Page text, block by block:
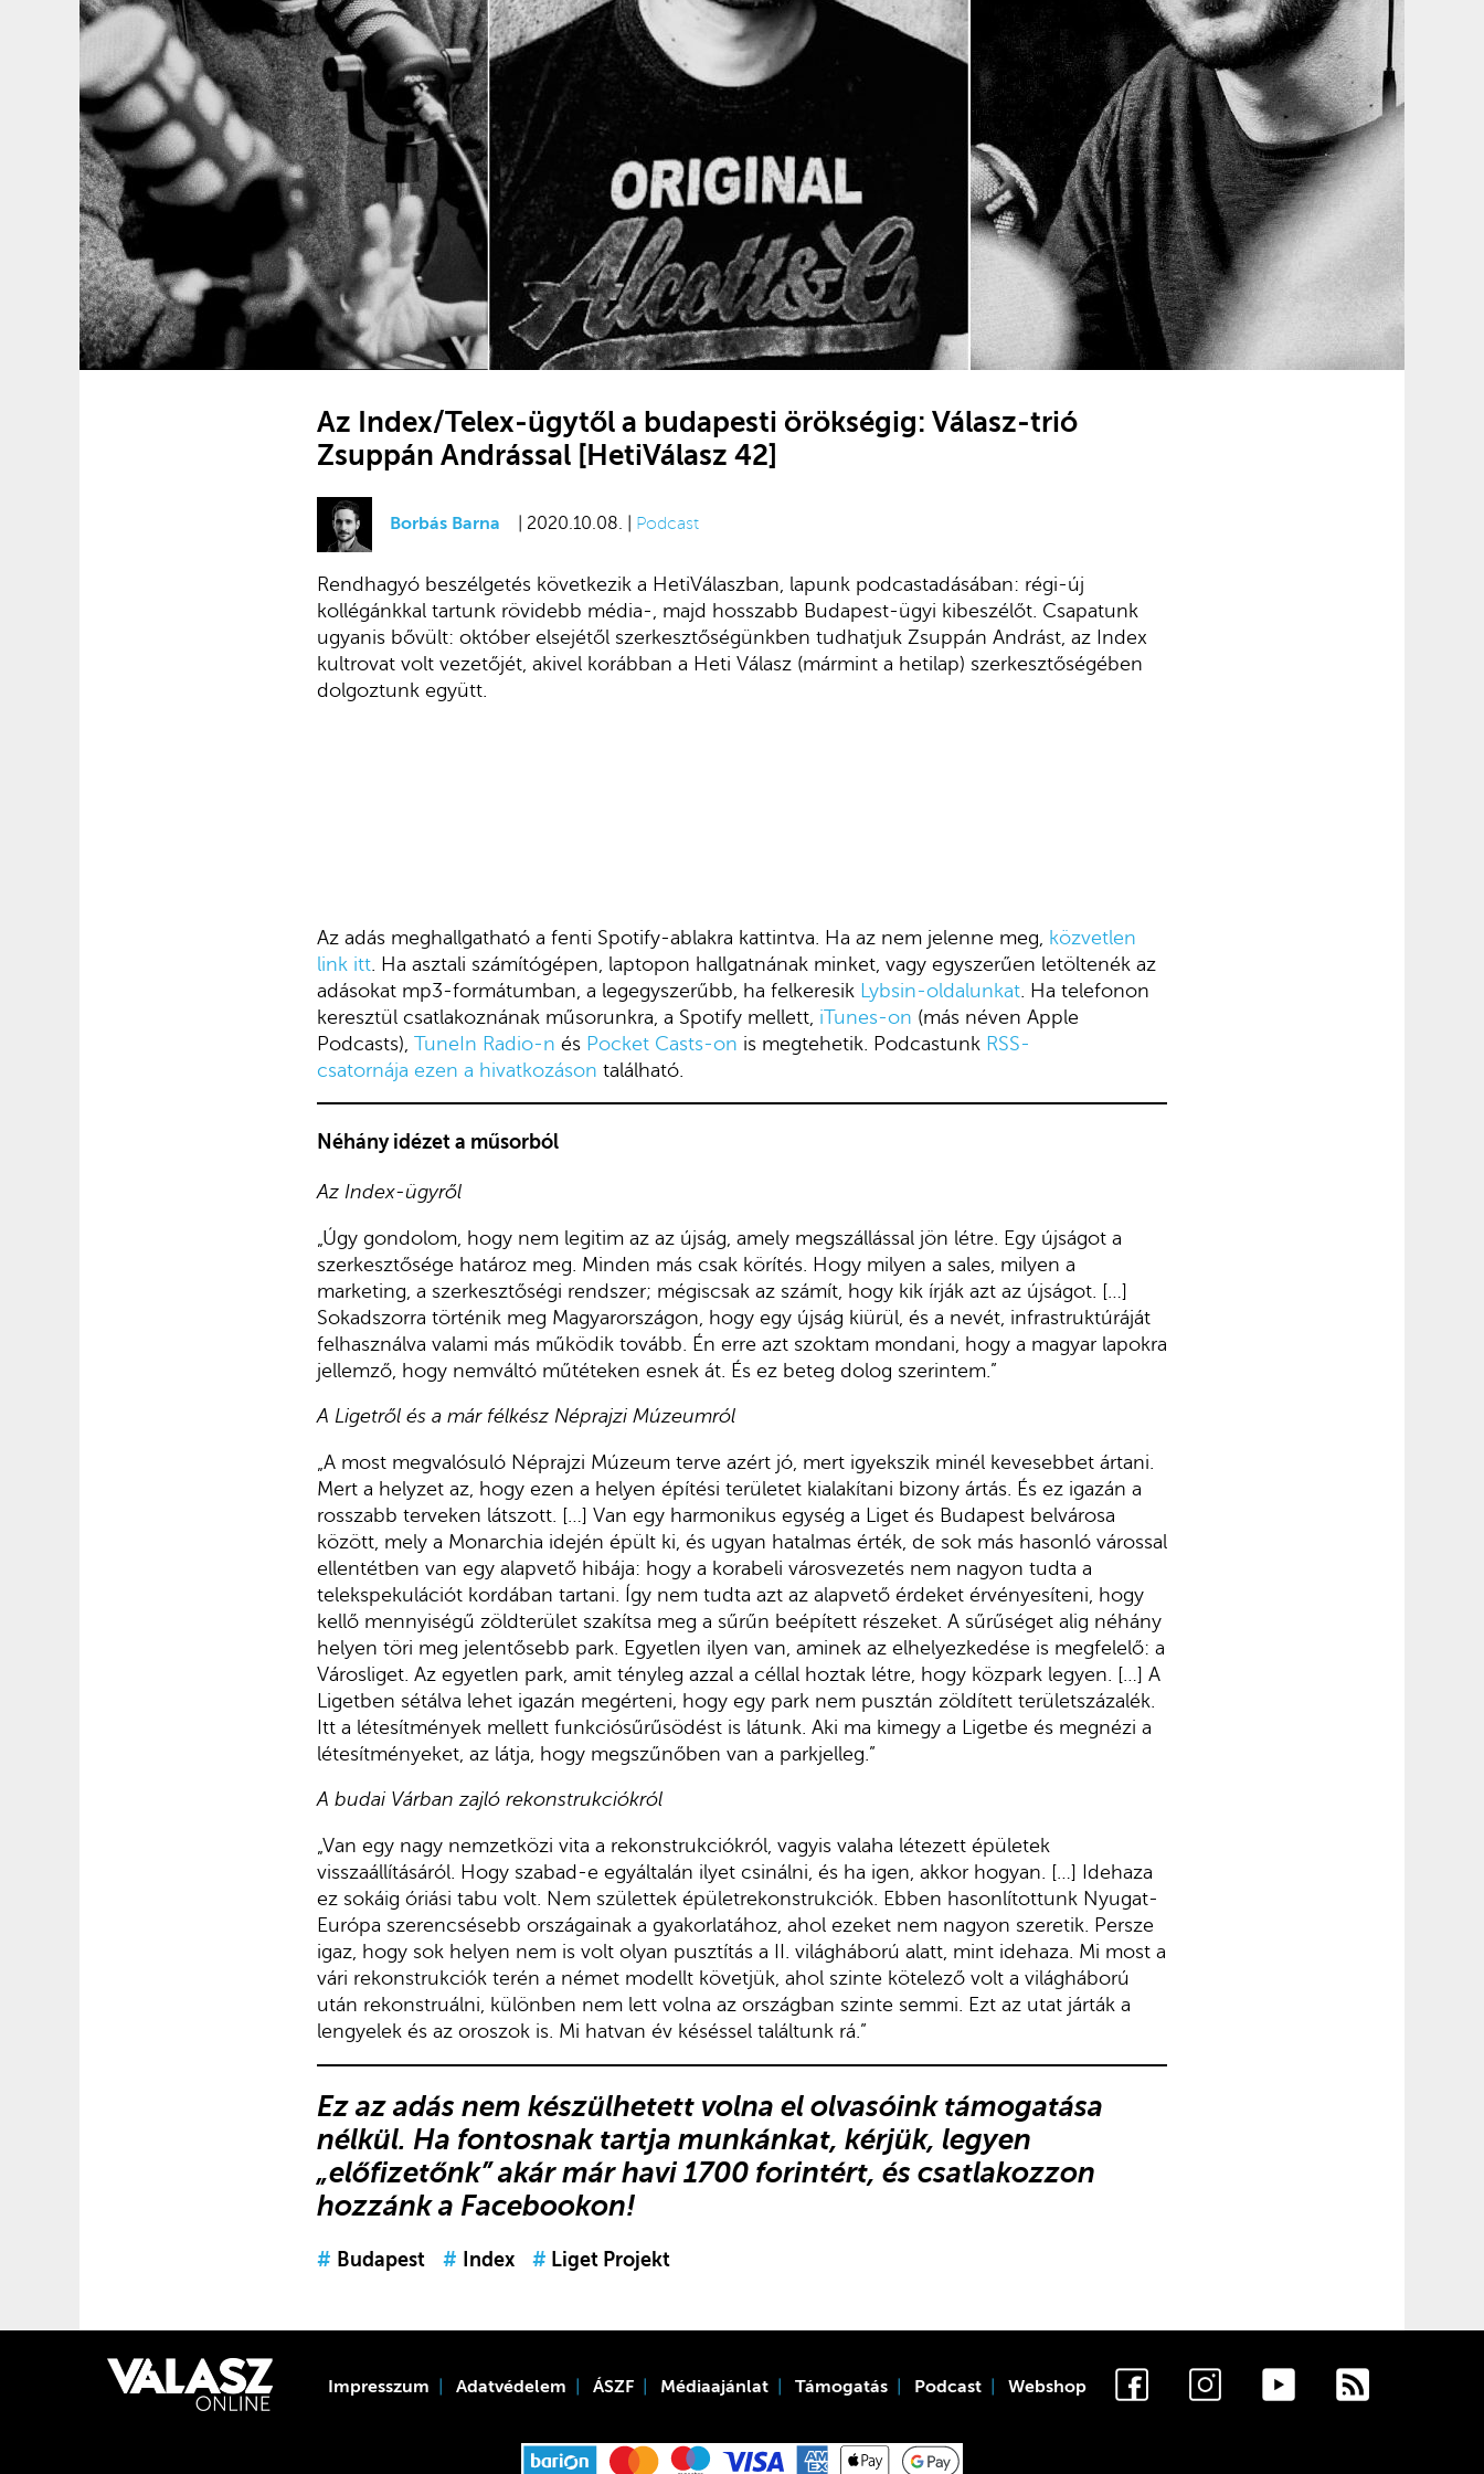
Az Index/Telex-ügytől a budapesti örökségig: Válasz-trió
Zsuppán Andrással [HetiVálasz 42]
Borbás Barna | 2020.10.08. | Podcast
Rendhagyó beszélgetés következik a HetiVálaszban, lapunk podcastadásában: régi-új
kollégánkkal tartunk rövidebb média-, majd hosszabb Budapest-ügyi kibeszélőt. Csapatunk
ugyanis bővült: október elsejétől szerkesztőségünkben tudhatjuk Zsuppán Andrást, az Index
kultrovat volt vezetőjét, akivel korábban a Heti Válasz (mármint a hetilap) szerkesztőségében
dolgoztunk együtt.
Az adás meghallgatható a fenti Spotify-ablakra kattintva. Ha az nem jelenne meg, közvetlen
link itt . Ha asztali számítógépen, laptopon hallgatnának minket, vagy egyszerűen letöltenék az
adásokat mp3-formátumban, a legegyszerűbb, ha felkeresik Lybsin-oldalunkat . Ha telefonon
keresztül csatlakoznának műsorunkra, a Spotify mellett, iTunes-on (más néven Apple
Podcasts), TuneIn Radio-n és Pocket Casts-on is megtehetik. Podcastunk RSS-
csatornája ezen a hivatkozáson található.
Néhány idézet a műsorból
Az Index-ügyről
„Úgy gondolom, hogy nem legitim az az újság, amely megszállással jön létre. Egy újságot a
szerkesztősége határoz meg. Minden más csak körítés. Hogy milyen a sales, milyen a
marketing, a szerkesztőségi rendszer; mégiscsak az számít, hogy kik írják azt az újságot. […]
Sokadszorra történik meg Magyarországon, hogy egy újság kiürül, és a nevét, infrastruktúráját
felhasználva valami más működik tovább. Én erre azt szoktam mondani, hogy a magyar lapokra
jellemző, hogy nemváltó műtéteken esnek át. És ez beteg dolog szerintem.”
A Ligetről és a már félkész Néprajzi Múzeumról
„A most megvalósuló Néprajzi Múzeum terve azért jó, mert igyekszik minél kevesebbet ártani.
Mert a helyzet az, hogy ezen a helyen építési területet kialakítani bizony ártás. És ez igazán a
rosszabb terveken látszott. […] Van egy harmonikus egység a Liget és Budapest belvárosa
között, mely a Monarchia idején épült ki, és ugyan hatalmas érték, de sok más hasonló várossal
ellentétben van egy alapvető hibája: hogy a korabeli városvezetés nem nagyon tudta a
telekspekulációt kordában tartani. Így nem tudta azt az alapvető érdeket érvényesíteni, hogy
kellő mennyiségű zöldterület szakítsa meg a sűrűn beépített részeket. A sűrűséget alig néhány
helyen töri meg jelentősebb park. Egyetlen ilyen van, aminek az elhelyezkedése is megfelelő: a
Városliget. Az egyetlen park, amit tényleg azzal a céllal hoztak létre, hogy közpark legyen. […] A
Ligetben sétálva lehet igazán megérteni, hogy egy park nem pusztán zöldített területszázalék.
Itt a létesítmények mellett funkciósűrűsödést is látunk. Aki ma kimegy a Ligetbe és megnézi a
létesítményeket, az látja, hogy megszűnőben van a parkjelleg.”
A budai Várban zajló rekonstrukciókról
„Van egy nagy nemzetközi vita a rekonstrukciókról, vagyis valaha létezett épületek
visszaállításáról. Hogy szabad-e egyáltalán ilyet csinálni, és ha igen, akkor hogyan. […] Idehaza
ez sokáig óriási tabu volt. Nem születtek épületrekonstrukciók. Ebben hasonlítottunk Nyugat-
Európa szerencsésebb országainak a gyakorlatához, ahol ezeket nem nagyon szeretik. Persze
igaz, hogy sok helyen nem is volt olyan pusztítás a II. világháború alatt, mint idehaza. Mi most a
vári rekonstrukciók terén a német modellt követjük, ahol szinte kötelező volt a világháború
után rekonstruálni, különben nem lett volna az országban szinte semmi. Ezt az utat járták a
lengyelek és az oroszok is. Mi hatvan év késéssel találtunk rá.”
Ez az adás nem készülhetett volna el olvasóink támogatása
nélkül. Ha fontosnak tartja munkánkat, kérjük, legyen
„előfizetőnk”akár már havi 1700 forintért, és csatlakozzon
hozzánk a Facebookon!
# Budapest # Index # Liget Projekt
Impresszum Adatvédelem ÁSZF Médiaajánlat Támogatás Podcast Webshop